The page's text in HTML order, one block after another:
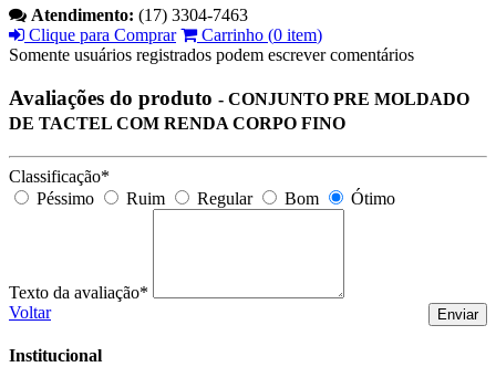
Atendimento: (17) 3304-7463
Clique para Comprar
Carrinho (0 item)
Somente usuários registrados podem escrever comentários
Avaliações do produto - CONJUNTO PRE MOLDADO
DE TACTEL COM RENDA CORPO FINO
Classificação*
Péssimo
Ruim Regular Bom Ótimo
Texto da avaliação*
Voltar
Enviar
Institucional